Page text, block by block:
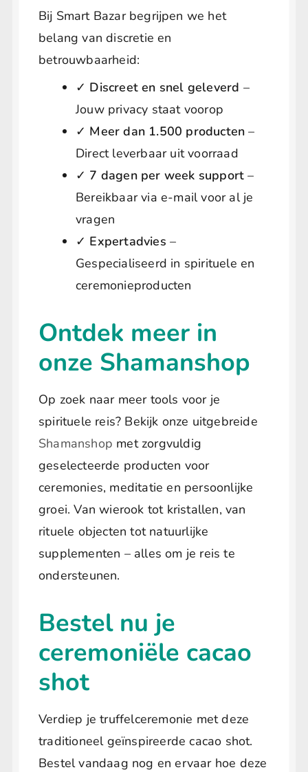
Bij Smart Bazar begrijpen we het
belang van discretie en
betrouwbaarheid:
✓ Discreet en snel geleverd –
Jouw privacy staat voorop
✓ Meer dan 1.500 producten –
Direct leverbaar uit voorraad
✓ 7 dagen per week support –
Bereikbaar via e-mail voor al je
vragen
✓ Expertadvies –
Gespecialiseerd in spirituele en
ceremonieproducten
Ontdek meer in
onze Shamanshop
Op zoek naar meer tools voor je
spirituele reis? Bekijk onze uitgebreide
Shamanshop met zorgvuldig
geselecteerde producten voor
ceremonies, meditatie en persoonlijke
groei. Van wierook tot kristallen, van
rituele objecten tot natuurlijke
supplementen – alles om je reis te
ondersteunen.
Bestel nu je
ceremoniële cacao
shot
Verdiep je truffelceremonie met deze
traditioneel geïnspireerde cacao shot.
Bestel vandaag nog en ervaar hoe deze